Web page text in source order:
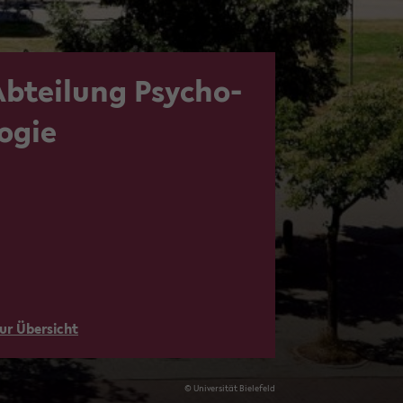
Psy­cho­
Über­sicht
© Uni­ver­si­tät Bie­le­feld